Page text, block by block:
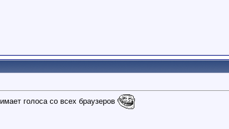
голоса со всех браузеров